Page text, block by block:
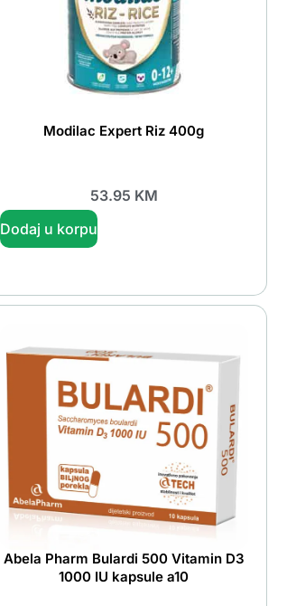
Modilac Expert Riz 400g
53.95 KM
Dodaj u korpu
Abela Pharm Bulardi 500 Vitamin D3
1000 IU kapsule a10